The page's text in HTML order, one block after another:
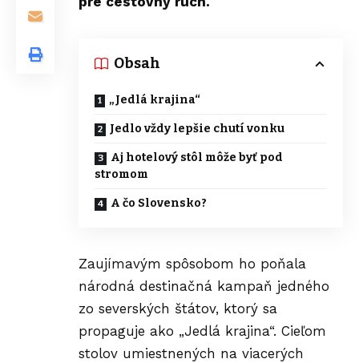
Obsah
„Jedlá krajina“
Jedlo vždy lepšie chutí vonku
Aj hotelový stôl môže byť pod
stromom
A čo Slovensko?
Zaujímavým spôsobom ho poňala
národná destinačná kampaň jedného
zo severských štátov, ktorý sa
propaguje ako „Jedlá krajina“. Cieľom
stolov umiestnených na viacerých